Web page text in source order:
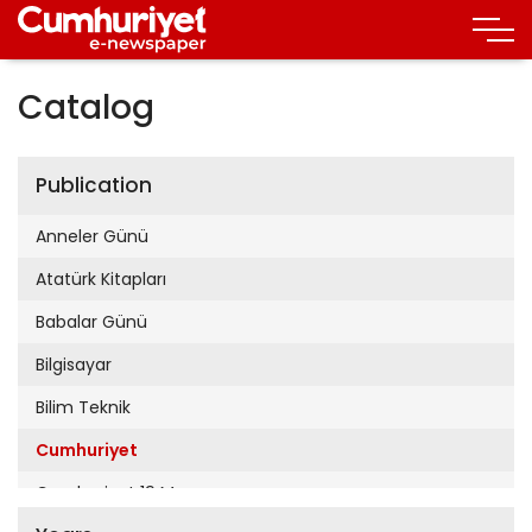
Catalog
Publication
Anneler Günü
Atatürk Kitapları
Babalar Günü
Bilgisayar
Bilim Teknik
Cumhuriyet
Cumhuriyet 19 Mayıs